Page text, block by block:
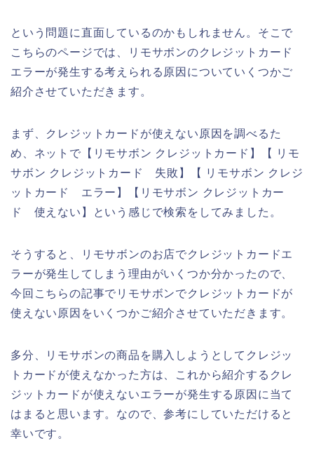
という問題に直面しているのかもしれません。そこで
こちらのページでは、リモサボンのクレジットカード
エラーが発生する考えられる原因についていくつかご
紹介させていただきます。
まず、クレジットカードが使えない原因を調べるた
め、ネットで【リモサボン クレジットカード】【 リモ
サボン クレジットカード 失敗】【 リモサボン クレジ
ットカード エラー】【リモサボン クレジットカー
ド 使えない】という感じで検索をしてみました。
そうすると、リモサボンのお店でクレジットカードエ
ラーが発生してしまう理由がいくつか分かったので、
今回こちらの記事でリモサボンでクレジットカードが
使えない原因をいくつかご紹介させていただきます。
多分、リモサボンの商品を購入しようとしてクレジッ
トカードが使えなかった方は、これから紹介するクレ
ジットカードが使えないエラーが発生する原因に当て
はまると思います。なので、参考にしていただけると
幸いです。